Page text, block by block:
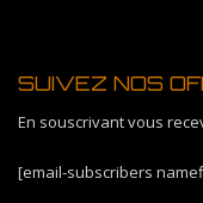
SUIVEZ NOS
En souscrivant vous
[email-subscribers